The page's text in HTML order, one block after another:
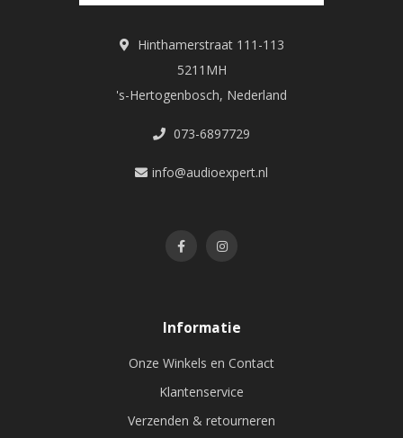
Hinthamerstraat 111-113
5211MH
's-Hertogenbosch, Nederland
073-6897729
info@audioexpert.nl
Informatie
Onze Winkels en Contact
Klantenservice
Verzenden & retourneren